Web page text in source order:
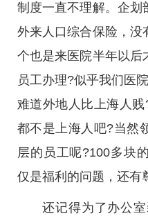
制度一直不理解。企划
外来人口综合保险，没
个也是来医院半年以后
员工办理?似乎我们医
难道外地人比上海人
都不是上海人吧?当然
层的员工呢?100多块
仅是福利的问题，还有
还记得为了办公